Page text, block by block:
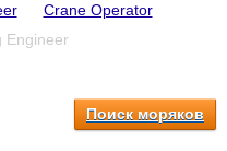
Crane Operator
Engineer
Поиск моряков